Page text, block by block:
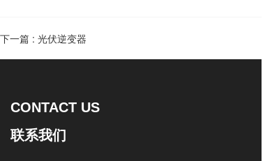
下一篇 : 光伏逆变器
CONTACT US
联系我们